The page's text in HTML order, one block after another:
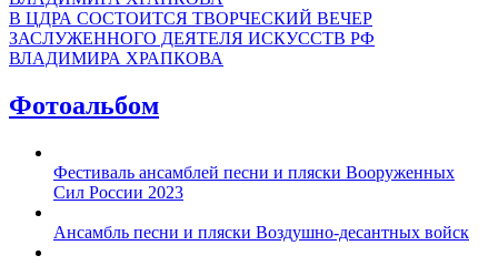
В ЦДРА СОСТОИТСЯ ТВОРЧЕСКИЙ ВЕЧЕР
ЗАСЛУЖЕННОГО ДЕЯТЕЛЯ ИСКУССТВ РФ
ВЛАДИМИРА ХРАПКОВА
Фотоальбом
Фестиваль ансамблей песни и пляски Вооруженных
Сил России 2023
Ансамбль песни и пляски Воздушно-десантных войск